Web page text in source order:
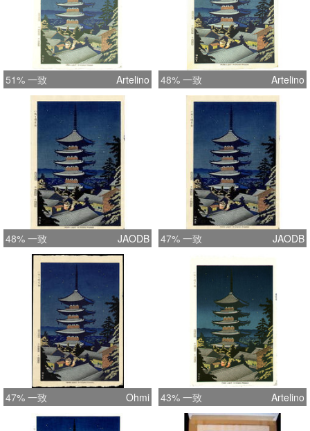
51% 一致 Artelino 48% 一致 Artelino
48% 一致 JAODB 47% 一致 JAODB
47% 一致 Ohmi 43% 一致 Artelino